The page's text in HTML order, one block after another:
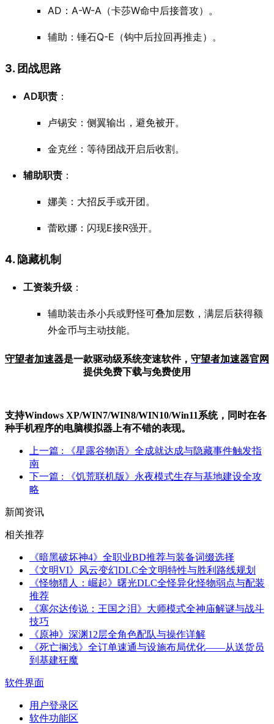
AD：A-W-A（卡莎W命中后接普攻）。
辅助：锤石Q-E（钩中后拉回再推走）。
3. 团战思路
AD职责 ：
卢锡安：侧翼输出，避免被开。
金克丝：等待团战开启后收割。
辅助职责 ：
娜美：大招反手或开团。
蕾欧娜：闪现E接R强开。
4. 隐藏机制
工资装升级 ：
辅助装击杀小兵或野怪可叠加层数，满层后获得额
外金币与主动技能。
守望者加速器是一款驱动级系统变速软件， 守望者加速器官网
提供免费下载与免费使用
支持Windows XP/WIN7/WIN8/WIN10/Win11系统，同时在各
种手机程序的电脑模拟器上有不错的表现。
上一篇 : 《星露谷物语》全成就达成与隐藏事件触发指
南
下一篇 : 《饥荒联机版》永夜模式生存与基地建设全攻
略
新闻资讯
相关推荐
《暗黑破坏神4》全职业BD推荐与装备词缀选择
《文明VI》风云变幻DLC全文明特性与胜利路线规划
《怪物猎人：崛起》曙光DLC全怪异化怪物弱点与配装
推荐
《塞尔达传说：王国之泪》大师模式全神庙解谜与战斗
技巧
《原神》深渊12层全角色配队与操作详解
《死亡搁浅》全订单速通与设施布局优化——从送货员
到基建狂魔
软件界面
用户登录区
软件功能区